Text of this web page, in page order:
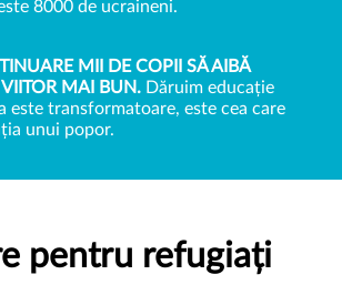
8000 de ucraineni.
MII DE COPII SĂ AIBĂ
MAI BUN. Dăruim educație
este transformatoare, este cea care
unui popor.
pentru refugiați